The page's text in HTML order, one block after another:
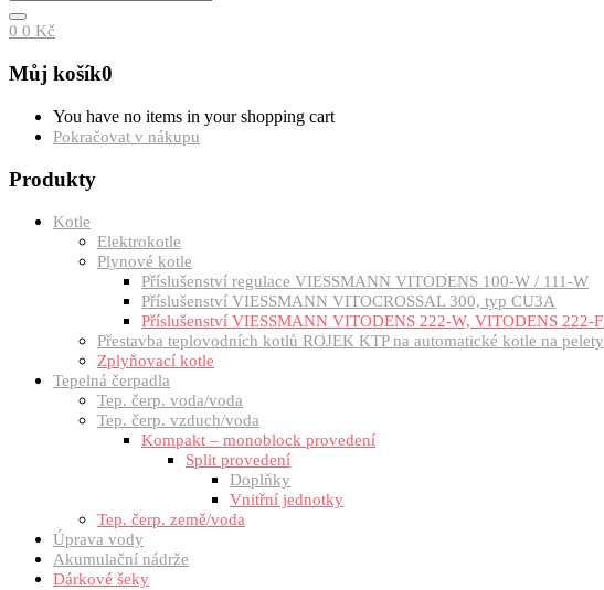
0 0 Kč
Můj košík0
You have no items in your shopping cart
Pokračovat v nákupu
Produkty
Kotle
Elektrokotle
Plynové kotle
Příslušenství regulace VIESSMANN VITODENS 100-W / 111-W
Příslušenství VIESSMANN VITOCROSSAL 300, typ CU3A
Příslušenství VIESSMANN VITODENS 222-W, VITODENS 222-
Přestavba teplovodních kotlů ROJEK KTP na automatické kotle na pelety
Zplyňovací kotle
Tepelná čerpadla
Tep. čerp. voda/voda
Tep. čerp. vzduch/voda
Kompakt – monoblock provedení
Split provedení
Doplňky
Vnitřní jednotky
Tep. čerp. země/voda
Úprava vody
Akumulační nádrže
Dárkové šeky